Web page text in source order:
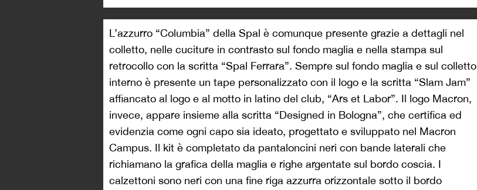
L’azzurro “Columbia” della Spal è comunque presente grazie a dettagli nel
colletto, nelle cuciture in contrasto sul fondo maglia e nella stampa sul
retrocollo con la scritta “Spal Ferrara”. Sempre sul fondo maglia e sul colletto
interno è presente un tape personalizzato con il logo e la scritta “Slam Jam”
affiancato al logo e al motto in latino del club, “Ars et Labor”. Il logo Macron,
invece, appare insieme alla scritta “Designed in Bologna”, che certifica ed
evidenzia come ogni capo sia ideato, progettato e sviluppato nel Macron
Campus. Il kit è completato da pantaloncini neri con bande laterali che
richiamano la grafica della maglia e righe argentate sul bordo coscia. I
calzettoni sono neri con una fine riga azzurra orizzontale sotto il bordo